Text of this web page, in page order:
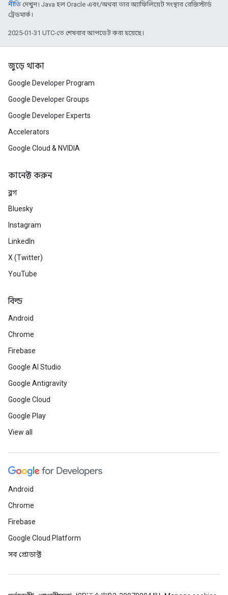
নীতি দেখুন। Java হল Oracle এবং/অথবা তার অ্যাফিলিয়েট সংস্থার রেজিস্টার্ড
ট্রেডমার্ক।
2025-01-31 UTC-তে শেষবার আপডেট করা হয়েছে।
জুড়ে থাকা
Google Developer Program
Google Developer Groups
Google Developer Experts
Accelerators
Google Cloud & NVIDIA
কানেক্ট করুন
ব্লগ
Bluesky
Instagram
LinkedIn
X (Twitter)
YouTube
বিল্ড
Android
Chrome
Firebase
Google AI Studio
Google Antigravity
Google Cloud
Google Play
View all
Android
Chrome
Firebase
Google Cloud Platform
সব প্রোডাক্ট